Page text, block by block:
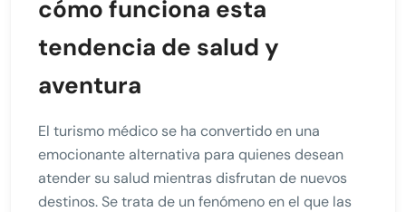
cómo funciona esta
tendencia de salud y
aventura
El turismo médico se ha convertido en una
emocionante alternativa para quienes desean
atender su salud mientras disfrutan de nuevos
destinos. Se trata de un fenómeno en el que las